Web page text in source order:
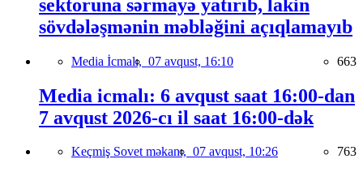
sektoruna sərmayə yatırıb, lakin
sövdələşmənin məbləğini açıqlamayıb
Media İcmalı, 07 avqust, 16:10 663
Media icmalı: 6 avqust saat 16:00-dan
7 avqust 2026-cı il saat 16:00-dək
Keçmiş Sovet məkanı, 07 avqust, 10:26 763